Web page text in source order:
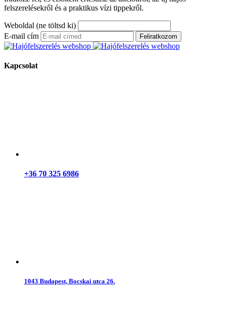
felszerelésekről és a praktikus vízi tippekről.
Weboldal (ne töltsd ki)
E-mail cím
Feliratkozom
Kapcsolat
+36 70 325 6986
1043 Budapest, Bocskai utca 26.